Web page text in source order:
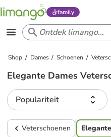
family
Shop Dames Schoenen
Elegante Dames
Populariteit
Veterschoenen